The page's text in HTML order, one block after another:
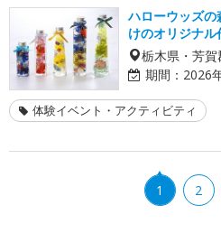
ハローウッズ
けのオリジナル
栃木県・芳賀
期間： 2026
体験イベント・アクティビティ
1 2